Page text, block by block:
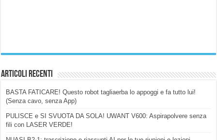
Articoli Recenti
BASTA FATICARE! Questo robot tagliaerba lo appoggi e fa tutto lui!
(Senza cavo, senza App)
PULISCE e SI SVUOTA DA SOLA! UWANT V600: Aspirapolvere senza
fili con LASER VERDE!